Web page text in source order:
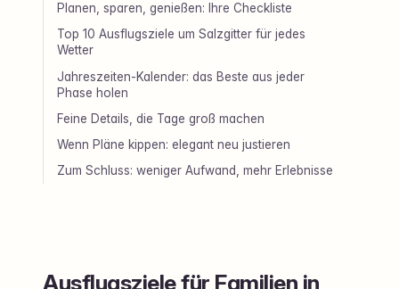
Planen, sparen, genießen: Ihre Checkliste
Top 10 Ausflugsziele um Salzgitter für jedes
Wetter
Jahreszeiten-Kalender: das Beste aus jeder
Phase holen
Feine Details, die Tage groß machen
Wenn Pläne kippen: elegant neu justieren
Zum Schluss: weniger Aufwand, mehr Erlebnisse
Ausflugsziele für Familien in